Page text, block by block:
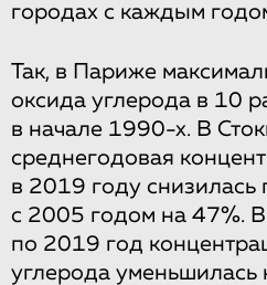
городах с каждым
Так, в Париже
оксида углерода в 10
в начале 1990-х. В
среднегодовая
в 2019 году снизилась
с 2005 годом на 47%.
по 2019 год
углерода уменьшилась